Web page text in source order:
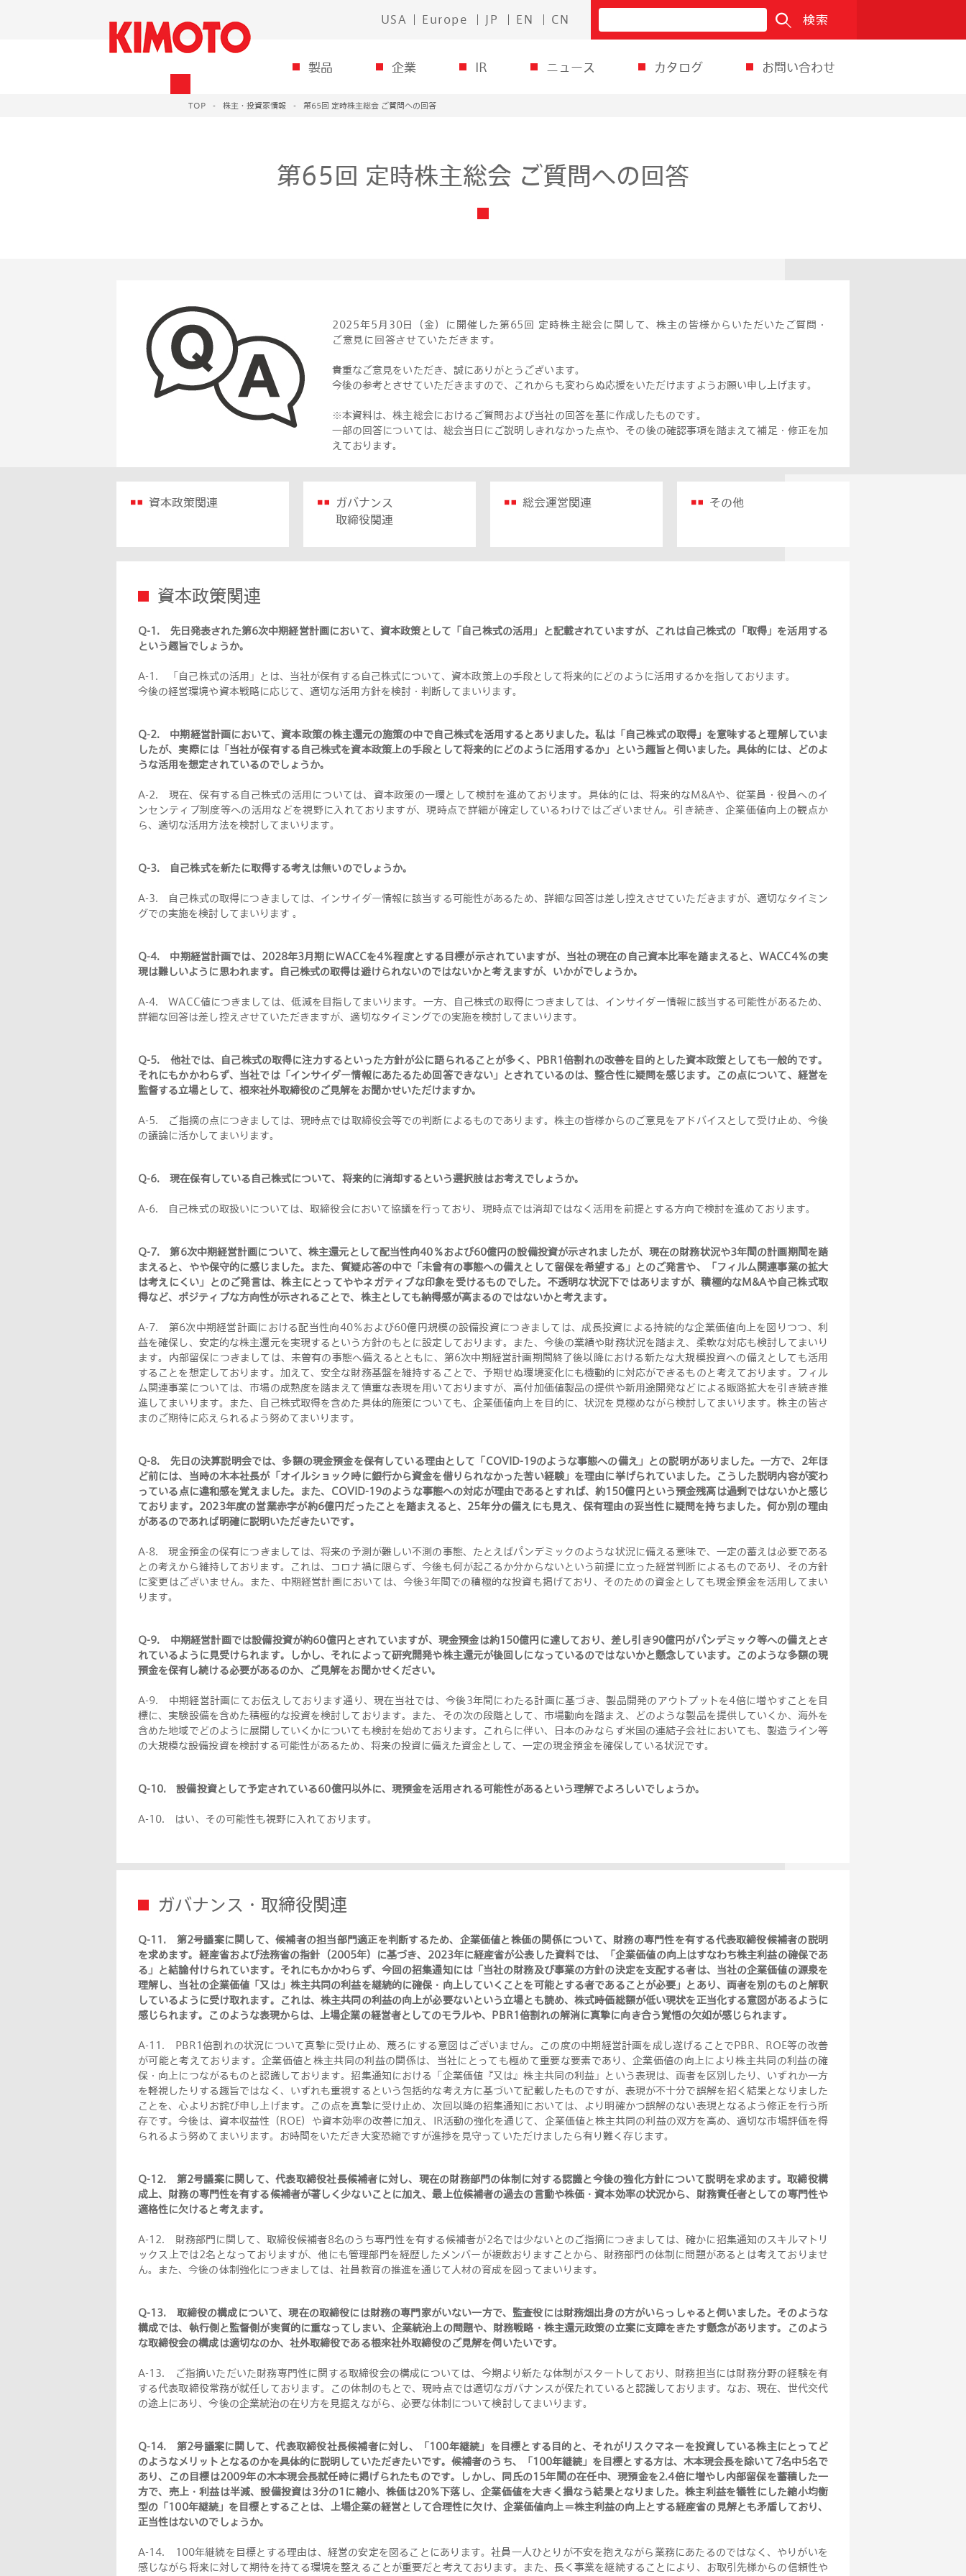
USA Europe JP EN CN 検索
製品 企業 IR ニュース カタログ お問い合わせ
TOP 株主・投資家情報 第65回 定時株主総会 ご質問への回答
第65回 定時株主総会 ご質問への回答
2025年5月30日（金）に開催した第65回 定時株主総会に関して、株主の皆様からいただいたご質問・
ご意見に回答させていただきます。
貴重なご意見をいただき、誠にありがとうございます。
今後の参考とさせていただきますので、これからも変わらぬ応援をいただけますようお願い申し上げます。
※本資料は、株主総会におけるご質問および当社の回答を基に作成したものです。
一部の回答については、総会当日にご説明しきれなかった点や、その後の確認事項を踏まえて補足・修正を加
えております。
資本政策関連
ガバナンス
取締役関連
総会運営関連 その他
資本政策関連
Q-1. 先日発表された第6次中期経営計画において、資本政策として「自己株式の活用」と記載されていますが、これは自己株式の「取得」を活用する
という趣旨でしょうか。
A-1.
「自己株式の活用」とは、当社が保有する自己株式について、資本政策上の手段として将来的にどのように活用するかを指しております。
今後の経営環境や資本戦略に応じて、適切な活用方針を検討・判断してまいります。
Q-2. 中期経営計画において、資本政策の株主還元の施策の中で自己株式を活用するとありました。私は「自己株式の取得」を意味すると理解していま
したが、実際には「当社が保有する自己株式を資本政策上の手段として将来的にどのように活用するか」という趣旨と伺いました。具体的には、どのよ
うな活用を想定されているのでしょうか。
A-2. 現在、保有する自己株式の活用については、資本政策の一環として検討を進めております。具体的には、将来的なM&Aや、従業員・役員へのイ
ンセンティブ制度等への活用などを視野に入れておりますが、現時点で詳細が確定しているわけではございません。引き続き、企業価値向上の観点か
ら、適切な活用方法を検討してまいります。
Q-3. 自己株式を新たに取得する考えは無いのでしょうか。
A-3. 自己株式の取得につきましては、インサイダー情報に該当する可能性があるため、詳細な回答は差し控えさせていただきますが、適切なタイミン
グでの実施を検討してまいります。
Q-4. 中期経営計画では、2028年3月期にWACCを4％程度とする目標が示されていますが、当社の現在の自己資本比率を踏まえると、WACC4％の実
現は難しいように思われます。自己株式の取得は避けられないのではないかと考えますが、いかがでしょうか。
A-4.WACC値につきましては、低減を目指してまいります。一方、自己株式の取得につきましては、インサイダー情報に該当する可能性があるため、
詳細な回答は差し控えさせていただきますが、適切なタイミングでの実施を検討してまいります。
Q-5. 他社では、自己株式の取得に注力するといった方針が公に語られることが多く、PBR1倍割れの改善を目的とした資本政策としても一般的です。
それにもかかわらず、当社では「インサイダー情報にあたるため回答できない」とされているのは、整合性に疑問を感じます。この点について、経営を
監督する立場として、根來社外取締役のご見解をお聞かせいただけますか。
A-5. ご指摘の点につきましては、現時点では取締役会等での判断によるものであります。株主の皆様からのご意見をアドバイスとして受け止め、今後
の議論に活かしてまいります。
Q-6.現在保有している自己株式について、将来的に消却するという選択肢はお考えでしょうか。
A-6. 自己株式の取扱いについては、取締役会において協議を行っており、現時点では消却ではなく活用を前提とする方向で検討を進めております。
Q-7.第6次中期経営計画について、株主還元として配当性向40％および60億円の設備投資が示されましたが、現在の財務状況や3年間の計画期間を踏
まえると、やや保守的に感じました。また、質疑応答の中で「未曾有の事態への備えとして留保を希望する」とのご発言や、「フィルム関連事業の拡大
は考えにくい」とのご発言は、株主にとってややネガティブな印象を受けるものでした。不透明な状況下ではありますが、積極的なM&Aや自己株式取
得など、ポジティブな方向性が示されることで、株主としても納得感が高まるのではないかと考えます。
A-7. 第6次中期経営計画における配当性向40％および60億円規模の設備投資につきましては、成長投資による持続的な企業価値向上を図りつつ、利
益を確保し、安定的な株主還元を実現するという方針のもとに設定しております。また、今後の業績や財務状況を踏まえ、柔軟な対応も検討してまいり
ます。内部留保につきましては、未曽有の事態へ備えるとともに、第6次中期経営計画期間終了後以降における新たな大規模投資への備えとしても活用
することを想定しております。加えて、安全な財務基盤を維持することで、予期せぬ環境変化にも機動的に対応ができるものと考えております。フィル
ム関連事業については、市場の成熟度を踏まえて慎重な表現を用いておりますが、高付加価値製品の提供や新用途開発などによる販路拡大を引き続き推
進してまいります。また、自己株式取得を含めた具体的施策についても、企業価値向上を目的に、状況を見極めながら検討してまいります。株主の皆さ
まのご期待に応えられるよう努めてまいります。
Q-8. 先日の決算説明会では、多額の現金預金を保有している理由として「COVID-19のような事態への備え」との説明がありました。一方で、2年ほ
ど前には、当時の木本社長が「オイルショック時に銀行から資金を借りられなかった苦い経験」を理由に挙げられていました。こうした説明内容が変わ
っている点に違和感を覚えました。また、COVID-19のような事態への対応が理由であるとすれば、約150億円という預金残高は過剰ではないかと感じ
ております。2023年度の営業赤字が約6億円だったことを踏まえると、25年分の備えにも見え、保有理由の妥当性に疑問を持ちました。何か別の理由
があるのであれば明確に説明いただきたいです。
A-8.現金預金の保有につきましては、将来の予測が難しい不測の事態、たとえばパンデミックのような状況に備える意味で、一定の蓄えは必要である
との考えから維持しております。これは、コロナ禍に限らず、今後も何が起こるか分からないという前提に立った経営判断によるものであり、その方針
に変更はございません。また、中期経営計画においては、今後3年間での積極的な投資も掲げており、そのための資金としても現金預金を活用してまい
ります。
Q-9. 中期経営計画では設備投資が約60億円とされていますが、現金預金は約150億円に達しており、差し引き90億円がパンデミック等への備えとさ
れているように見受けられます。しかし、それによって研究開発や株主還元が後回しになっているのではないかと懸念しています。このような多額の現
預金を保有し続ける必要があるのか、ご見解をお聞かせください。
A-9. 中期経営計画にてお伝えしております通り、現在当社では、今後3年間にわたる計画に基づき、製品開発のアウトプットを4倍に増やすことを目
標に、実験設備を含めた積極的な投資を検討しております。また、その次の段階として、市場動向を踏まえ、どのような製品を提供していくか、海外を
含めた地域でどのように展開していくかについても検討を始めております。これらに伴い、日本のみならず米国の連結子会社においても、製造ライン等
の大規模な設備投資を検討する可能性があるため、将来の投資に備えた資金として、一定の現金預金を確保している状況です。
Q-10.設備投資として予定されている60億円以外に、現預金を活用される可能性があるという理解でよろしいでしょうか。
A-10. はい、その可能性も視野に入れております。
ガバナンス・取締役関連
Q-11. 第2号議案に関して、候補者の担当部門適正を判断するため、企業価値と株価の関係について、財務の専門性を有する代表取締役候補者の説明
を求めます。経産省および法務省の指針（2005年）に基づき、2023年に経産省が公表した資料では、「企業価値の向上はすなわち株主利益の確保であ
る」と結論付けられています。それにもかかわらず、今回の招集通知には「当社の財務及び事業の方針の決定を支配する者は、当社の企業価値の源泉を
理解し、当社の企業価値「又は」株主共同の利益を継続的に確保・向上していくことを可能とする者であることが必要」とあり、両者を別のものと解釈
しているように受け取れます。これは、株主共同の利益の向上が必要ないという立場とも読め、株式時価総額が低い現状を正当化する意図があるように
感じられます。このような表現からは、上場企業の経営者としてのモラルや、PBR1倍割れの解消に真摯に向き合う覚悟の欠如が感じられます。
A-11. PBR1倍割れの状況について真摯に受け止め、蔑ろにする意図はございません。この度の中期経営計画を成し遂げることでPBR、ROE等の改善
が可能と考えております。企業価値と株主共同の利益の関係は、当社にとっても極めて重要な要素であり、企業価値の向上により株主共同の利益の確
保・向上につながるものと認識しております。招集通知における「企業価値『又は』株主共同の利益」という表現は、両者を区別したり、いずれか一方
を軽視したりする趣旨ではなく、いずれも重視するという包括的な考え方に基づいて記載したものですが、表現が不十分で誤解を招く結果となりました
ことを、心よりお詫び申し上げます。この点を真摯に受け止め、次回以降の招集通知においては、より明確かつ誤解のない表現となるよう修正を行う所
存です。今後は、資本収益性（ROE）や資本効率の改善に加え、IR活動の強化を通じて、企業価値と株主共同の利益の双方を高め、適切な市場評価を得
られるよう努めてまいります。お時間をいただき大変恐縮ですが進捗を見守っていただけましたら有り難く存じます。
Q-12. 第2号議案に関して、代表取締役社長候補者に対し、現在の財務部門の体制に対する認識と今後の強化方針について説明を求めます。取締役構
成上、財務の専門性を有する候補者が著しく少ないことに加え、最上位候補者の過去の言動や株価・資本効率の状況から、財務責任者としての専門性や
適格性に欠けると考えます。
A-12. 財務部門に関して、取締役候補者8名のうち専門性を有する候補者が2名では少ないとのご指摘につきましては、確かに招集通知のスキルマトリ
ックス上では2名となっておりますが、他にも管理部門を経歴したメンバーが複数おりますことから、財務部門の体制に問題があるとは考えておりませ
ん。また、今後の体制強化につきましては、社員教育の推進を通じて人材の育成を図ってまいります。
Q-13. 取締役の構成について、現在の取締役には財務の専門家がいない一方で、監査役には財務畑出身の方がいらっしゃると伺いました。そのような
構成では、執行側と監督側が実質的に重なってしまい、企業統治上の問題や、財務戦略・株主還元政策の立案に支障をきたす懸念があります。このよう
な取締役会の構成は適切なのか、社外取締役である根來社外取締役のご見解を伺いたいです。
A-13.
ご指摘いただいた財務専門性に関する取締役会の構成については、今期より新たな体制がスタートしており、財務担当には財務分野の経験を有
する代表取締役常務が就任しております。この体制のもとで、現時点では適切なガバナンスが保たれていると認識しております。なお、現在、世代交代
の途上にあり、今後の企業統治の在り方を見据えながら、必要な体制について検討してまいります。
Q-14. 第2号議案に関して、代表取締役社長候補者に対し、「100年継続」を目標とする目的と、それがリスクマネーを投資している株主にとってど
のようなメリットとなるのかを具体的に説明していただきたいです。候補者のうち、「100年継続」を目標とする方は、木本現会長を除いて7名中5名で
あり、この目標は2009年の木本現会長就任時に掲げられたものです。しかし、同氏の15年間の在任中、現預金を2.4倍に増やし内部留保を蓄積した一
方で、売上・利益は半減、設備投資は3分の1に縮小、株価は20％下落し、企業価値を大きく損なう結果となりました。株主利益を犠牲にした縮小均衡
型の「100年継続」を目標とすることは、上場企業の経営として合理性に欠け、企業価値向上＝株主利益の向上とする経産省の見解とも矛盾しており、
正当性はないのでしょうか。
A-14.
100年継続を目標とする理由は、経営の安定を図ることにあります。社員一人ひとりが不安を抱えながら業務にあたるのではなく、やりがいを
感じながら将来に対して期待を持てる環境を整えることが重要だと考えております。また、長く事業を継続することにより、お取引先様からの信頼性や